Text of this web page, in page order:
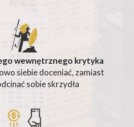
wewnętrznego krytyka
siebie doceniać, zamiast
sobie skrzydła